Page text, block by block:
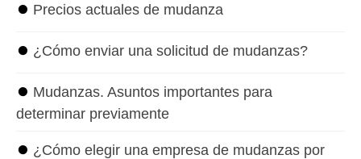
⏺ Precios actuales de mudanza
⏺ ¿Cómo enviar una solicitud de mudanzas?
⏺ Mudanzas. Asuntos importantes para
determinar previamente
⏺ ¿Cómo elegir una empresa de mudanzas por